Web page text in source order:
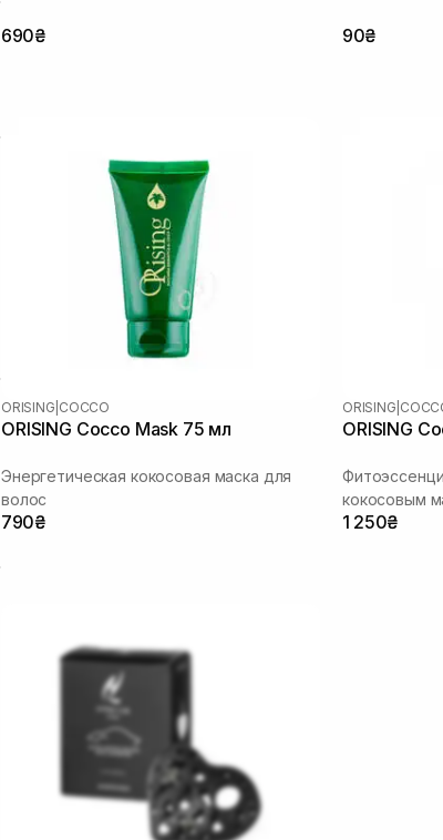
690₴ 90₴
ORISING COCCO
ORISING Cocco Mask 75 мл
Энергетическая кокосовая маска для
волос
790₴
ORISING
ORISING
кокосовым
1 250₴